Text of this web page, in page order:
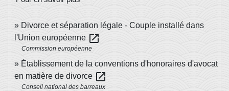
Divorce et séparation légale - Couple installé dans
l'Union européenne open_in_new
Commission européenne
Établissement de la conventions d'honoraires d'avocat
en matière de divorce open_in_new
Conseil national des barreaux